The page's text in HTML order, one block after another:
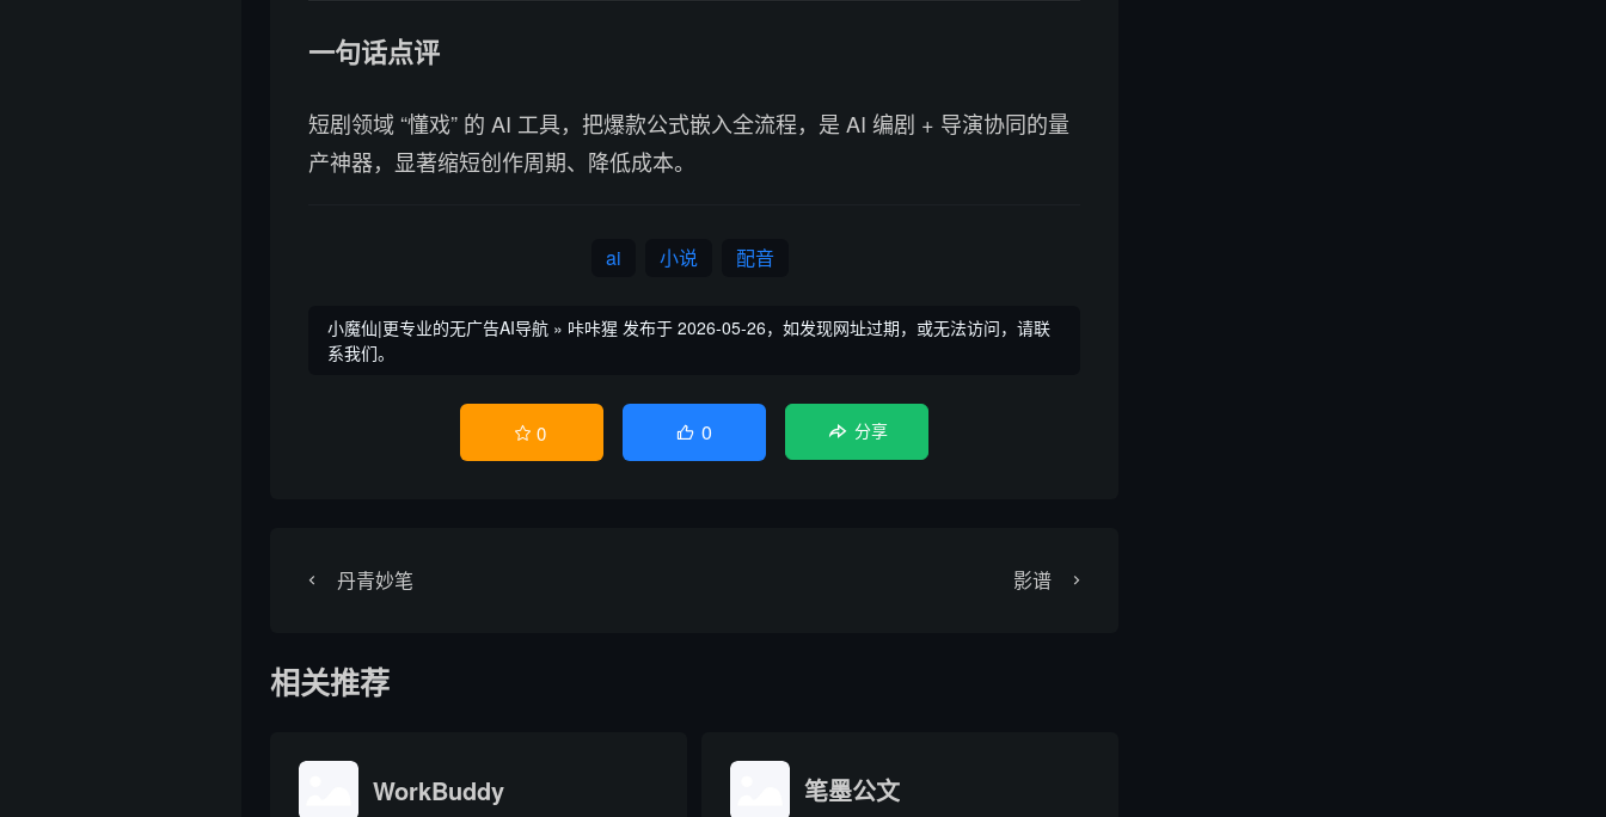
一句话点评
短剧领域 “懂戏” 的 AI 工具，把爆款公式嵌入全流程，是 AI 编剧 + 导演协同的量
产神器，显著缩短创作周期、降低成本。
ai 小说 配音
小魔仙|更专业的无广告AI导航 » 咔咔猩 发布于 2026-05-26，如发现网址过期，或无法访问，请联
系我们。
 0  0 分享
丹青妙笔 影谱
相关推荐
WorkBuddy 笔墨公文